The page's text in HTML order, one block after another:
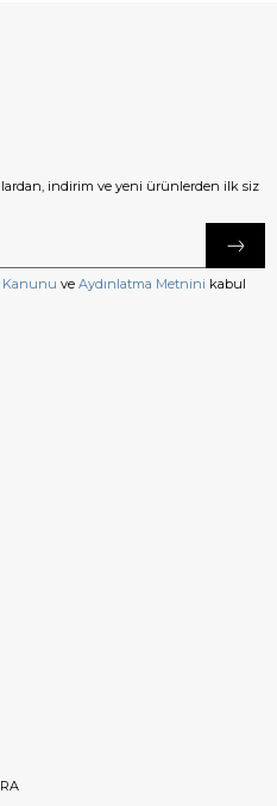
indirim ve yeni ürünlerden ilk siz
Kanunu ve Aydınlatma Metnini kabul